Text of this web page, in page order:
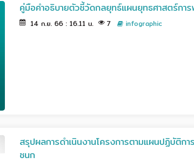
คู่มือคำอธิบายตัวชี้วัดกลยุทธ์แผนยุทธศาสตร์ก
14 ก.ย. 66 : 16.11 น. 7 infographic
สรุปผลการดำเนินงานโครงการตามแผนปฏิบัติ
ชนก